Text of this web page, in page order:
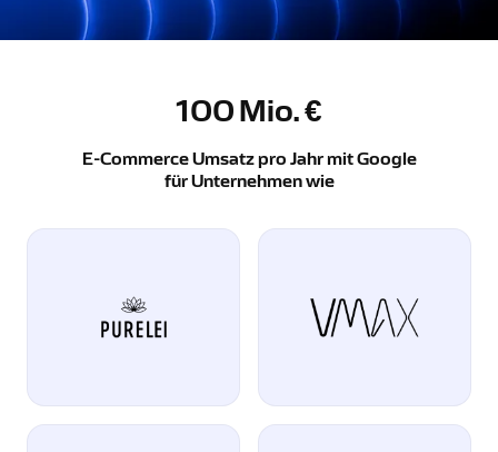
100 Mio. €
E-Commerce Umsatz pro Jahr mit Google
für Unternehmen wie